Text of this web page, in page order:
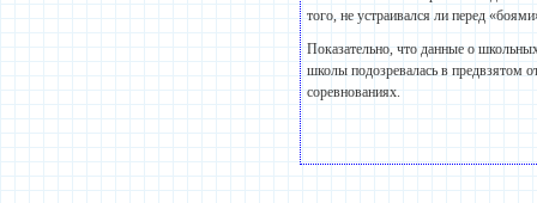
того, не устраивался ли перед
Показательно, что данные о
школы подозревалась в предвзятом
соревнованиях.